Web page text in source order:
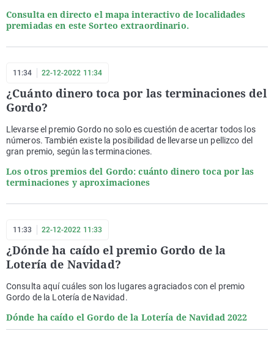
Consulta en directo el mapa interactivo de localidades
premiadas en este Sorteo extraordinario.
11:34 22-12-2022 11:34
¿Cuánto dinero toca por las terminaciones del
Gordo?
Llevarse el premio Gordo no solo es cuestión de acertar todos los
números. También existe la posibilidad de llevarse un pellizco del
gran premio, según las terminaciones.
Los otros premios del Gordo: cuánto dinero toca por las
terminaciones y aproximaciones
11:33 22-12-2022 11:33
¿Dónde ha caído el premio Gordo de la
Lotería de Navidad?
Consulta aquí cuáles son los lugares agraciados con el premio
Gordo de la Lotería de Navidad.
Dónde ha caído el Gordo de la Lotería de Navidad 2022